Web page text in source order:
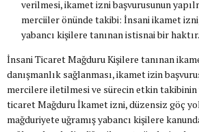
verilmesi, ikamet izni başvurusunun
merciiler önünde takibi: İnsani ikamet
yabancı kişilere tanınan istisnai bir haktır.
İnsani Ticaret Mağduru Kişilere tanınan
danışmanlık sağlanması, ikamet izin
mercilere iletilmesi ve sürecin etkin takibinin
ticaret Mağduru İkamet izni, düzensiz göç
mağduriyete uğramış yabancı kişilere